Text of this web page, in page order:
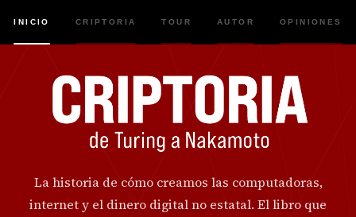
INICIO CRIPTORIA TOUR AUTOR OPINIONES
La historia de cómo creamos las computadoras,
internet y el dinero digital no estatal. El libro que